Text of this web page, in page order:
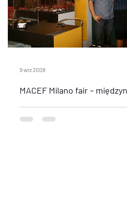
MACEF
Projektant Jacek Ostrowski po raz
zegarki Ostrowski-Design na
9 wrz 2008